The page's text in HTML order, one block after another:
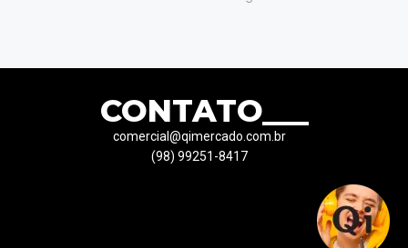
Impulsionam Mercado O
CONTATO___
comercial@qimercado.com.br
(98) 99251-8417